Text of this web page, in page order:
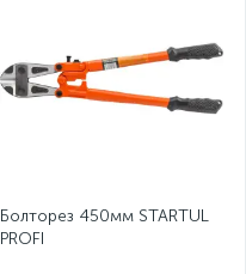
Болторез 450мм STARTUL
PROFI